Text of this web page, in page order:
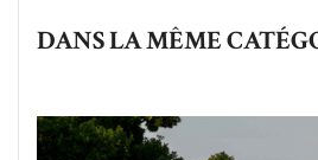
DANS LA MÊME